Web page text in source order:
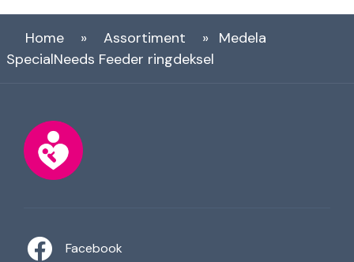
Home » Assortiment »
Medela
SpecialNeeds Feeder ringdeksel
Facebook